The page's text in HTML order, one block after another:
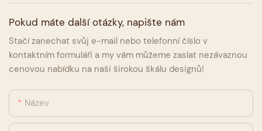
Pokud máte další otázky, napište nám
Stačí zanechat svůj e-mail nebo telefonní číslo v
kontaktním formuláři a my vám můžeme zaslat nezávaznou
cenovou nabídku na naši širokou škálu designů!
Název